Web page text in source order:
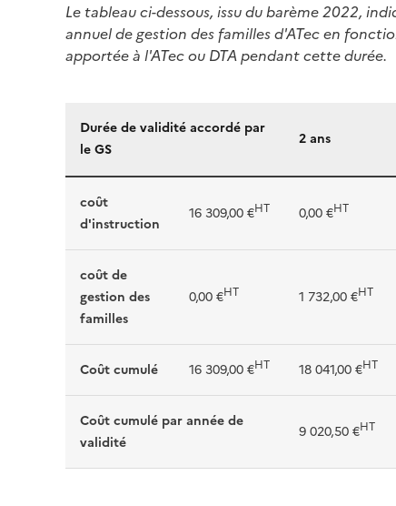
Le tableau ci-dessous, issu du barème 2022,
annuel de gestion des familles d'ATec en
apportée à l'ATec ou DTA pendant cette durée.
Durée de validité accordé par
le GS
2 ans
coût
d'instruction
16 309,00 €HT 0,00 €HT
coût de
gestion des
familles
0,00 €HT 1 732,00 €HT
Coût cumulé 16 309,00 €HT 18 041,00 €HT
Coût cumulé par année de
validité
9 020,50 €HT